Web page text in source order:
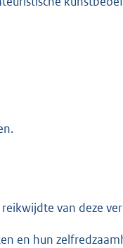
van deze
en hun